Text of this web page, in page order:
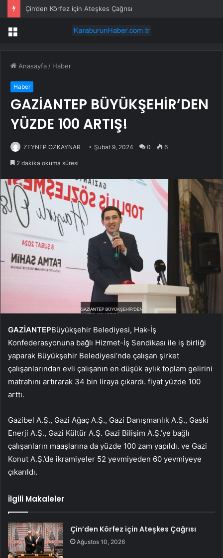
Çin’den Körfez için Ateşkes Çağrısı
Menü
Anasayfa / Haber
Haber
GAZİANTEP BÜYÜKŞEHİR’DEN
YÜZDE 100 ARTIŞ!
ZEYNEP ÖZKAYNAR Şubat 9, 2024 0 6
2 dakika okuma süresi
GAZİANTEPBüyükşehir Belediyesi, Hak-İş
Konfederasyonuna bağlı Hizmet-İş Sendikası ile iş birliği
yaparak Büyükşehir Belediyesi’nde çalışan şirket
çalışanlarından evli çalışanın en düşük aylık toplam gelirini
matrahını artırarak 34 bin liraya çıkardı. fiyat yüzde 100
arttı.
Gazibel A.Ş., Gazi Ağaç A.Ş., Gazi Danışmanlık A.Ş., Gaski
Enerji A.Ş., Gazi Kültür A.Ş. Gazi Bilişim A.Ş.’ye bağlı
çalışanların maaşlarına da yüzde 100 zam yapıldı. ve Gazi
Konut A.Ş.’de ikramiyeler 52 yevmiyeden 60 yevmiyeye
çıkarıldı.
İlgili Makaleler
Çin’den Körfez için Ateşkes Çağrısı
Ağustos 10, 2026